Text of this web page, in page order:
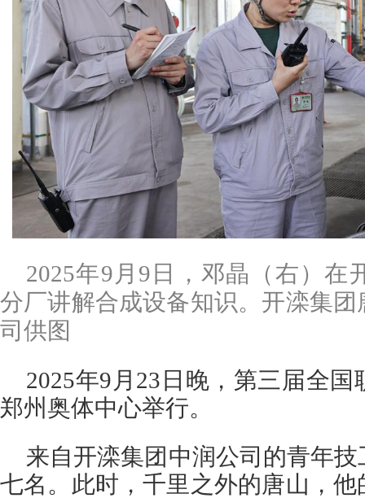
2025年9月9日，邓晶（右）在
分厂讲解合成设备知识。开滦集
司供图
2025年9月23日晚，第三届全
郑州奥体中心举行。
来自开滦集团中润公司的青年
七名。此时，千里之外的唐山，